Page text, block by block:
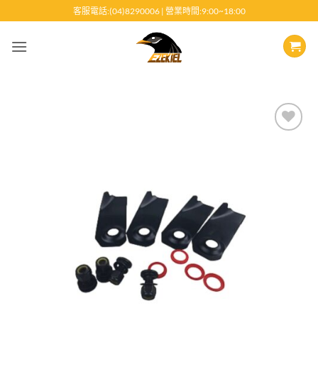
至
客服電話:(04)8290006 | 營業時間:9:00~18:00